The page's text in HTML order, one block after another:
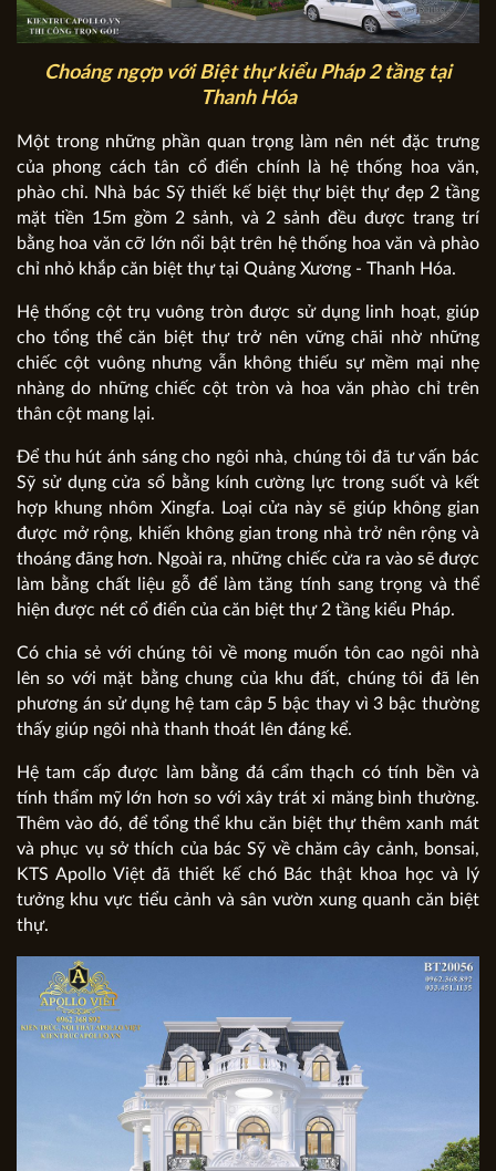
Choáng ngợp với Biệt thự kiểu Pháp 2 tầng tại
Thanh Hóa
Một trong những phần quan trọng làm nên nét đặc trưng
của phong cách tân cổ điển chính là hệ thống hoa văn,
phào chỉ. Nhà bác Sỹ thiết kế biệt thự biệt thự đẹp 2 tầng
mặt tiền 15m gồm 2 sảnh, và 2 sảnh đều được trang trí
bằng hoa văn cỡ lớn nổi bật trên hệ thống hoa văn và phào
chỉ nhỏ khắp căn biệt thự tại Quảng Xương - Thanh Hóa.
Hệ thống cột trụ vuông tròn được sử dụng linh hoạt, giúp
cho tổng thể căn biệt thự trở nên vững chãi nhờ những
chiếc cột vuông nhưng vẫn không thiếu sự mềm mại nhẹ
nhàng do những chiếc cột tròn và hoa văn phào chỉ trên
thân cột mang lại.
Để thu hút ánh sáng cho ngôi nhà, chúng tôi đã tư vấn bác
Sỹ sử dụng cửa sổ bằng kính cường lực trong suốt và kết
hợp khung nhôm Xingfa. Loại cửa này sẽ giúp không gian
được mở rộng, khiến không gian trong nhà trở nên rộng và
thoáng đãng hơn. Ngoài ra, những chiếc cửa ra vào sẽ được
làm bằng chất liệu gỗ để làm tăng tính sang trọng và thể
hiện được nét cổ điển của căn biệt thự 2 tầng kiểu Pháp.
Có chia sẻ với chúng tôi về mong muốn tôn cao ngôi nhà
lên so với mặt bằng chung của khu đất, chúng tôi đã lên
phương án sử dụng hệ tam câp 5 bậc thay vì 3 bậc thường
thấy giúp ngôi nhà thanh thoát lên đáng kể.
Hệ tam cấp được làm bằng đá cẩm thạch có tính bền và
tính thẩm mỹ lớn hơn so với xây trát xi măng bình thường.
Thêm vào đó, để tổng thể khu căn biệt thự thêm xanh mát
và phục vụ sở thích của bác Sỹ về chăm cây cảnh, bonsai,
KTS Apollo Việt đã thiết kế chó Bác thật khoa học và lý
tưởng khu vực tiểu cảnh và sân vườn xung quanh căn biệt
thự.